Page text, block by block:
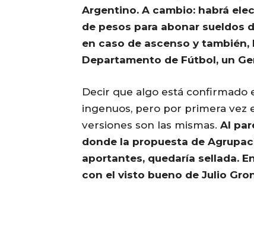
Argentino. A cambio: habrá
de pesos para abonar sueldos
en caso de ascenso y
Departamento de Fútbol, un
Decir que algo está
ingenuos, pero por primera vez
versiones son las mismas. Al
donde la propuesta de
aportantes, quedaría sellada.
con el visto bueno de Julio